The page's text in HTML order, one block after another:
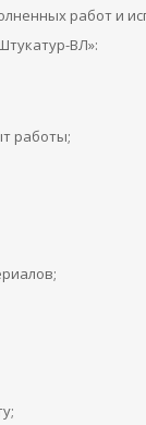
работ и
ВЛ»:
работы;